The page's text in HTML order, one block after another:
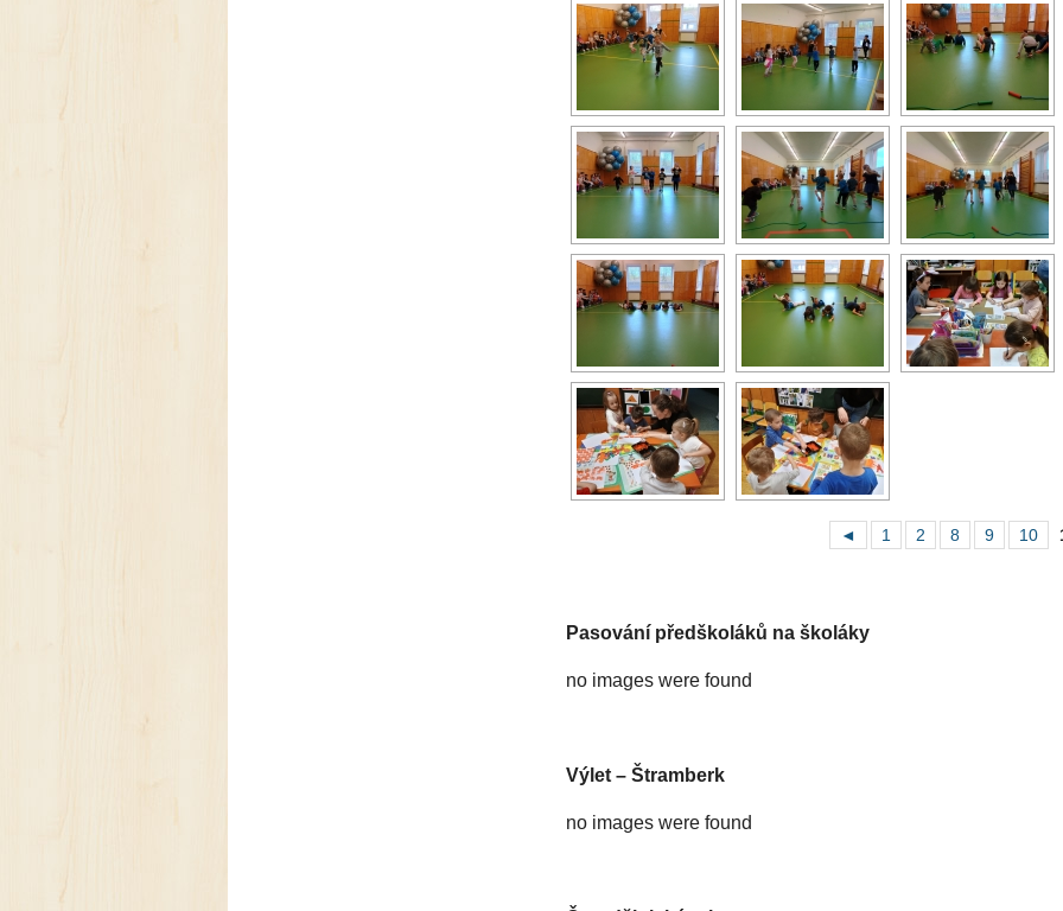
◄ 1 2 8 9 10
Pasování předškoláků na školáky
no images were found
Výlet – Štramberk
no images were found